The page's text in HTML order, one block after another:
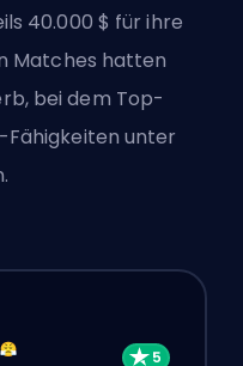
40.000 $ für ihre
Matches hatten
bei dem Top-
unter